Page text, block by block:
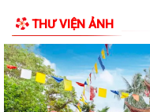
THƯ VIỆN ẢNH